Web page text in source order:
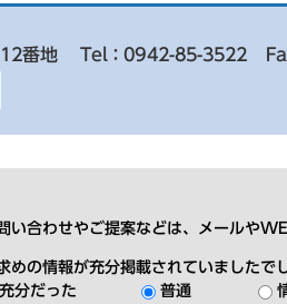
番地
Tel：0942-85-3522
い合わせやご提案などは、メールや
めの情報が充分掲載されていましたで
充分だった
普通